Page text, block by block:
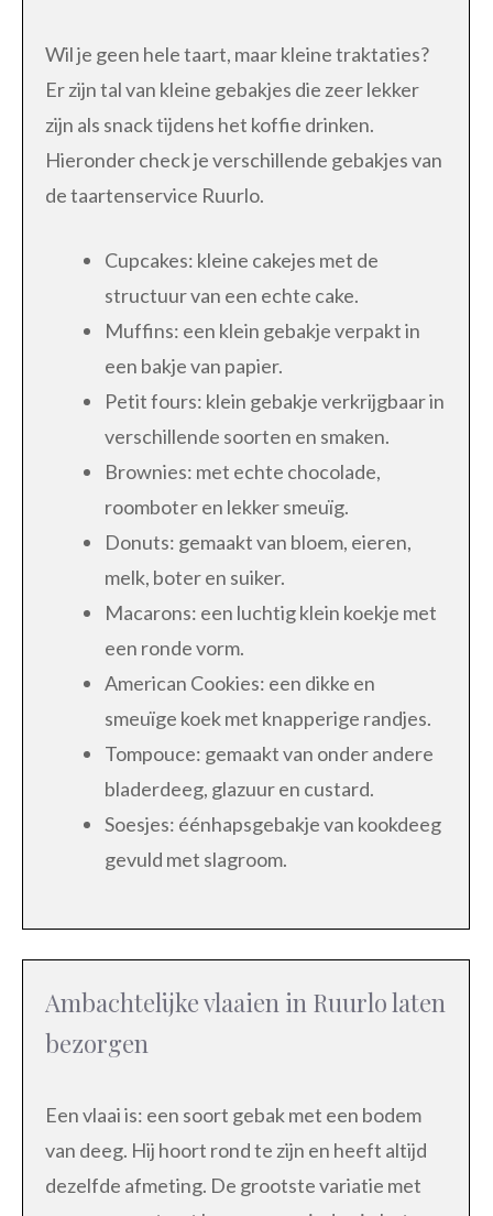
Wil je geen hele taart, maar kleine traktaties?
Er zijn tal van kleine gebakjes die zeer lekker
zijn als snack tijdens het koffie drinken.
Hieronder check je verschillende gebakjes van
de taartenservice Ruurlo.
Cupcakes: kleine cakejes met de
structuur van een echte cake.
Muffins: een klein gebakje verpakt in
een bakje van papier.
Petit fours: klein gebakje verkrijgbaar in
verschillende soorten en smaken.
Brownies: met echte chocolade,
roomboter en lekker smeuïg.
Donuts: gemaakt van bloem, eieren,
melk, boter en suiker.
Macarons: een luchtig klein koekje met
een ronde vorm.
American Cookies: een dikke en
smeuïge koek met knapperige randjes.
Tompouce: gemaakt van onder andere
bladerdeeg, glazuur en custard.
Soesjes: éénhapsgebakje van kookdeeg
gevuld met slagroom.
Ambachtelijke vlaaien in Ruurlo laten
bezorgen
Een vlaai is: een soort gebak met een bodem
van deeg. Hij hoort rond te zijn en heeft altijd
dezelfde afmeting. De grootste variatie met